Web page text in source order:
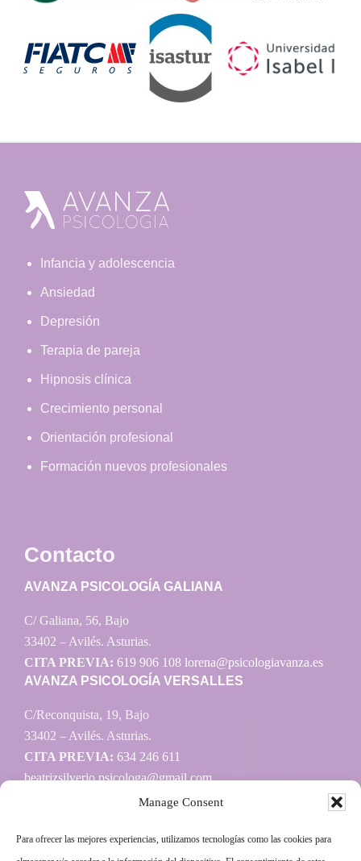
Manage Consent
Para ofrecer las mejores experiencias, utilizamos tecnologías como las cookies para
Footer
Infancia y adolescencia
Ansiedad
Depresión
Terapia de pareja
Hipnosis clínica
Crecimiento personal
Orientación profesional
Formación nuevos profesionales
Contacto
AVANZA PSICOLOGÍA GALIANA
C/ Galiana, 56, Bajo
33402 – Avilés. Asturias.
CITA PREVIA: 619 906 108 lorena@psicologiavanza.es
AVANZA PSICOLOGÍA VERSALLES
C/Reconquista, 19, Bajo
33402 – Avilés. Asturias.
CITA PREVIA: 634 246 611
beatrizsilverio.psicologa@gmail.com